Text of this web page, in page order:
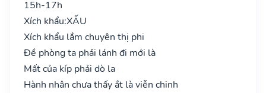
15h-17h
Xích khẩu:XẤU
Xích khẩu lắm chuyên thị phi
Đề phòng ta phải lánh đi mới là
Mất của kíp phải dò la
Hành nhân chưa thấy ắt là viễn chinh